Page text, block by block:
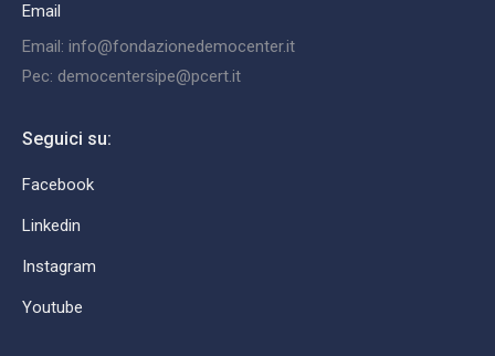
Email
Email: info@fondazionedemocenter.it
Pec: democentersipe@pcert.it
Seguici su:
Facebook
Linkedin
Instagram
Youtube